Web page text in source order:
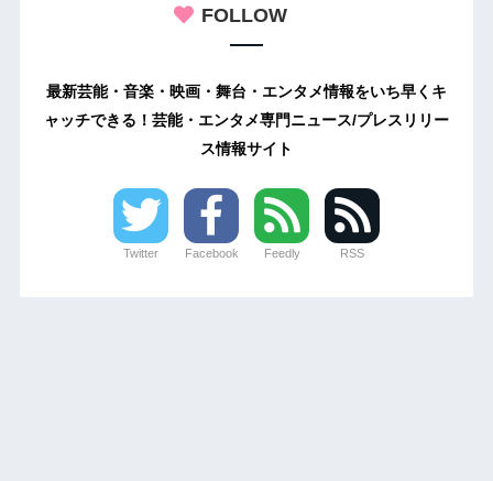
FOLLOW
最新芸能・音楽・映画・舞台・エンタメ情報をいち早くキ
ャッチできる！芸能・エンタメ専門ニュース/プレスリリー
ス情報サイト
Twitter Facebook Feedly RSS